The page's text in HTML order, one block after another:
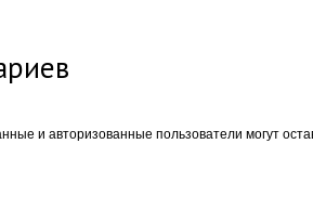
и авторизованные пользователи могут